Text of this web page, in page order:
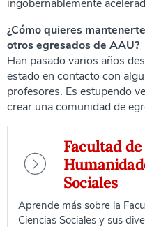
ingobernablemente
¿Cómo quieres
otros egresados de AAU?
Han pasado varios años
estado en contacto con
profesores. Es estupendo
crear una comunidad de
Facultad
Sociales
Aprende más sobre la
Ciencias Sociales y sus